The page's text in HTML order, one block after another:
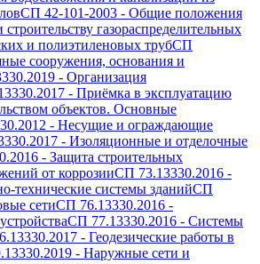
СП 42-101-2003 - Общие положения
газораспределительных
и полиэтиленовых трубСП
сооружения, основания и
- Организация
- Приёмка в эксплуатацию
объектов. Основные
- Несущие и ограждающие
- Изоляционные и отделочные
- Защита строительных
от коррозииСП 73.13330.2016 -
технические системы зданийСП
сетиСП 76.13330.2016 -
СП 77.13330.2016 - Системы
- Геодезические работы в
- Наружные сети и